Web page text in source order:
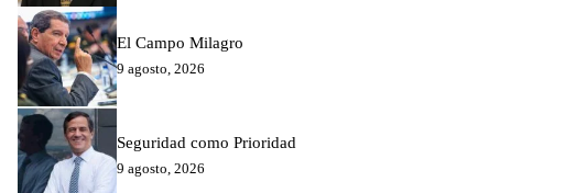
El Campo Milagro
9 agosto, 2026
Seguridad como Prioridad
9 agosto, 2026